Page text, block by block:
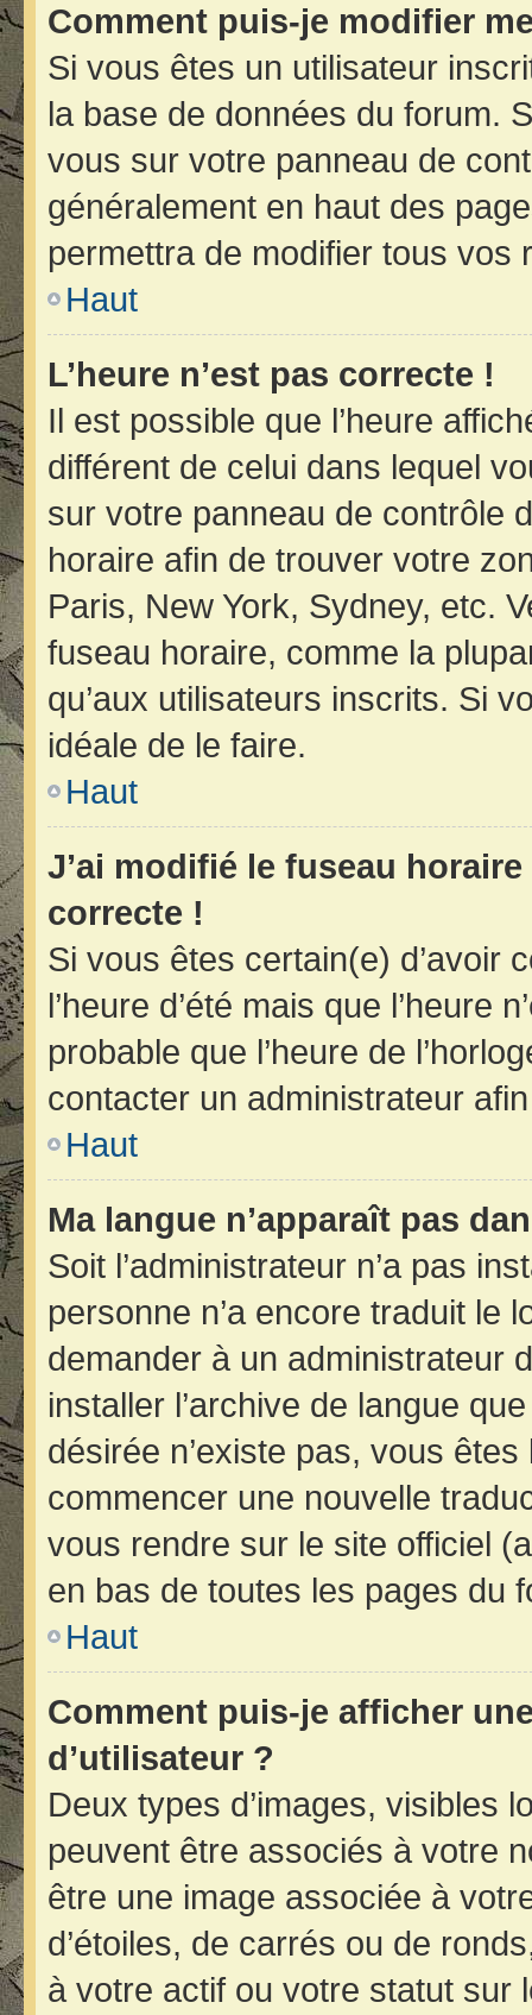
Comment puis-je modifier
Si vous êtes un utilisateur
la base de données du forum.
vous sur votre panneau de
généralement en haut des
permettra de modifier tous
Haut
L’heure n’est pas correcte !
Il est possible que l’heure
différent de celui dans lequel
sur votre panneau de contrôle
horaire afin de trouver votre
Paris, New York, Sydney, etc.
fuseau horaire, comme la
qu’aux utilisateurs inscrits. Si
idéale de le faire.
Haut
J’ai modifié le fuseau
correcte !
Si vous êtes certain(e) d’avoir
l’heure d’été mais que l’heure
probable que l’heure de
contacter un administrateur
Haut
Ma langue n’apparaît pas
Soit l’administrateur n’a pas
personne n’a encore traduit le
demander à un administrateur
installer l’archive de langue
désirée n’existe pas, vous
commencer une nouvelle
vous rendre sur le site officiel
en bas de toutes les pages du
Haut
Comment puis-je afficher
d’utilisateur ?
Deux types d’images, visibles
peuvent être associés à votre
être une image associée à
d’étoiles, de carrés ou de
à votre actif ou votre statut sur